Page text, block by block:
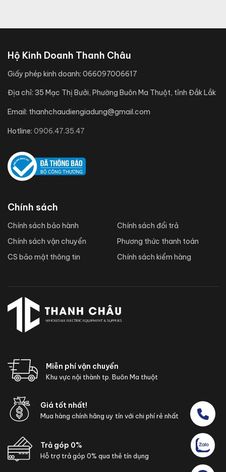
Hộ Kinh Doanh Thanh Châu
Giấy phép kinh doanh: 066097006617
Địa chỉ: 35 Mạc Thị Bưởi, Phường Buôn Ma Thuột, tỉnh Đắk Lắk
Email: thanhchaudiengiadung@gmail.com
Hotline: 0906.47.35.47
Chính sách
Chính sách bảo hành
Chính sách vận chuyển
CS bảo mật thông tin
Chính sách đổi trả
Phương thức thanh toán
Chính sách kiểm hàng
Miễn phí vận chuyển
Khu vực nội thành tp. Buôn Ma thuột
Giá tốt nhất!
Mua hàng chính hãng uy tín với chi phí rẻ nhất
Trả góp 0%
Hỗ trợ trả góp 0% qua thẻ tín dụng